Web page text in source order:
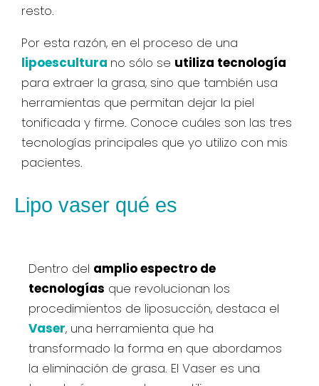
resto.
Por esta razón, en el proceso de una
lipoescultura no sólo se utiliza tecnología
para extraer la grasa, sino que también usa
herramientas que permitan dejar la piel
tonificada y firme. Conoce cuáles son las tres
tecnologías principales que yo utilizo con mis
pacientes.
Lipo vaser qué es
Dentro del amplio espectro de
tecnologías que revolucionan los
procedimientos de liposucción, destaca el
Vaser, una herramienta que ha
transformado la forma en que abordamos
la eliminación de grasa. El Vaser es una